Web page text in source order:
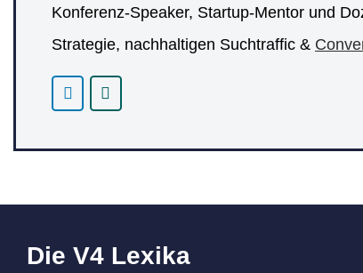
Konferenz-Speaker, Startup-Mentor und
Strategie, nachhaltigen Suchtraffic &
Die V4 Lexika